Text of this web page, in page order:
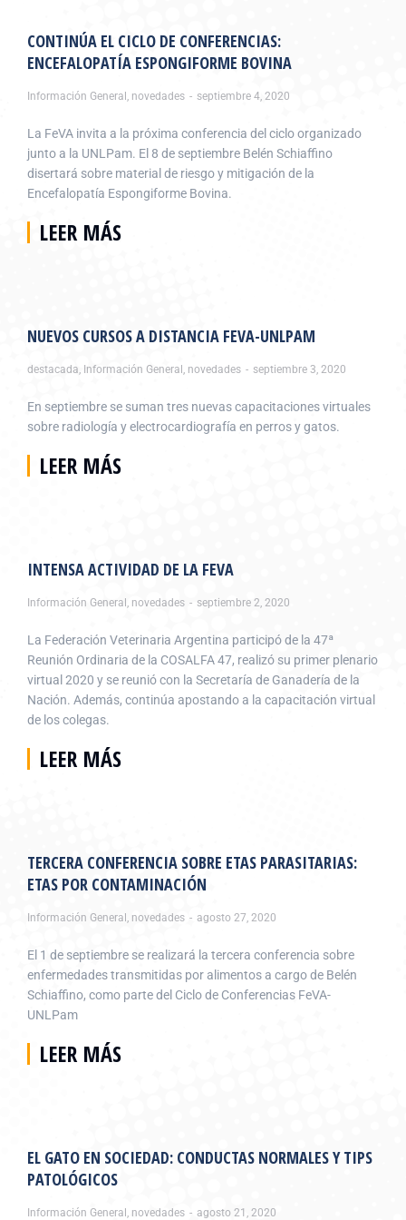
CONTINÚA EL CICLO DE CONFERENCIAS:
ENCEFALOPATÍA ESPONGIFORME BOVINA
Información General , novedades septiembre 4, 2020
La FeVA invita a la próxima conferencia del ciclo organizado
junto a la UNLPam. El 8 de septiembre Belén Schiaffino
disertará sobre material de riesgo y mitigación de la
Encefalopatía Espongiforme Bovina.
LEER MÁS
NUEVOS CURSOS A DISTANCIA FEVA-UNLPAM
destacada, Información General , novedades septiembre 3, 2020
En septiembre se suman tres nuevas capacitaciones virtuales
sobre radiología y electrocardiografía en perros y gatos.
LEER MÁS
INTENSA ACTIVIDAD DE LA FEVA
Información General , novedades septiembre 2, 2020
La Federación Veterinaria Argentina participó de la 47ª
Reunión Ordinaria de la COSALFA 47, realizó su primer plenario
virtual 2020 y se reunió con la Secretaría de Ganadería de la
Nación. Además, continúa apostando a la capacitación virtual
de los colegas.
LEER MÁS
TERCERA CONFERENCIA SOBRE ETAS PARASITARIAS:
ETAS POR CONTAMINACIÓN
Información General , novedades agosto 27, 2020
El 1 de septiembre se realizará la tercera conferencia sobre
enfermedades transmitidas por alimentos a cargo de Belén
Schiaffino, como parte del Ciclo de Conferencias FeVA-
UNLPam
LEER MÁS
EL GATO EN SOCIEDAD: CONDUCTAS NORMALES Y TIPS
PATOLÓGICOS
Información General , novedades agosto 21, 2020